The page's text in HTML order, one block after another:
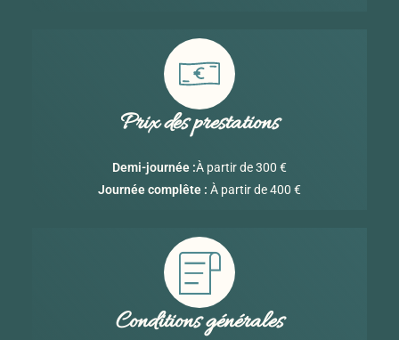
Prix des prestations
Demi-journée :À partir de 300 €
Journée complête : À partir de 400 €
Conditions générales